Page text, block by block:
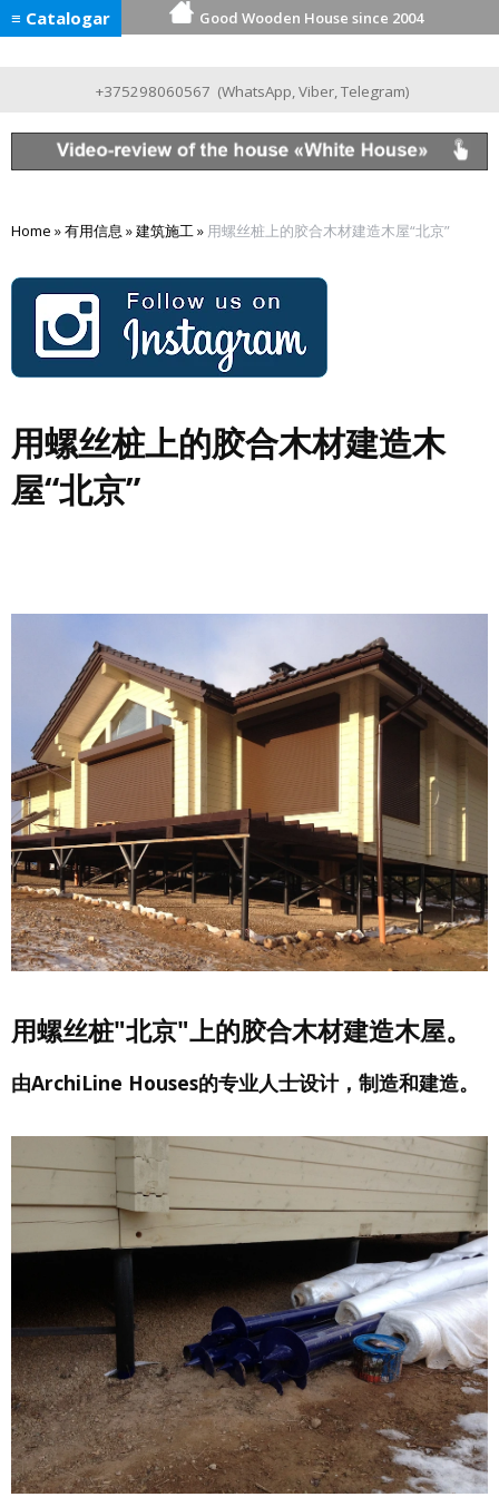
≡ Catalogar Good Wooden House since 2004
+375298060567 (WhatsApp,Viber,Telegram)
Home »有用信息 »建筑施工» 用螺丝桩上的胶合木材建造木屋“北京”
用螺丝桩上的胶合木材建造木
屋“北京”
用螺丝桩"北京"上的胶合木材建造木屋。
由ArchiLine Houses的专业人士设计，制造和建造。